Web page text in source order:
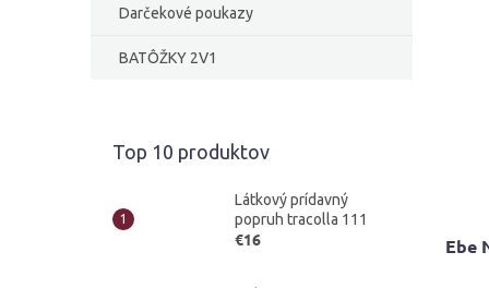
Darčekové poukazy
BATÔŽKY 2V1
Top 10 produktov
Látkový prídavný
popruh tracolla 111
€16 Ebe